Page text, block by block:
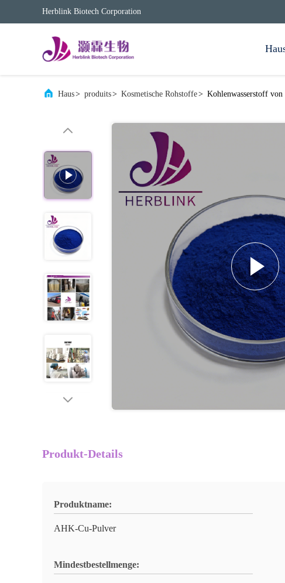
Herblink Biotech Corporation
Haus> produits> Kosmetische Rohstoffe> Kohlenwasserstoff
Produkt-Details
Produktname:
AHK-Cu-Pulver
Mindestbestellmenge: